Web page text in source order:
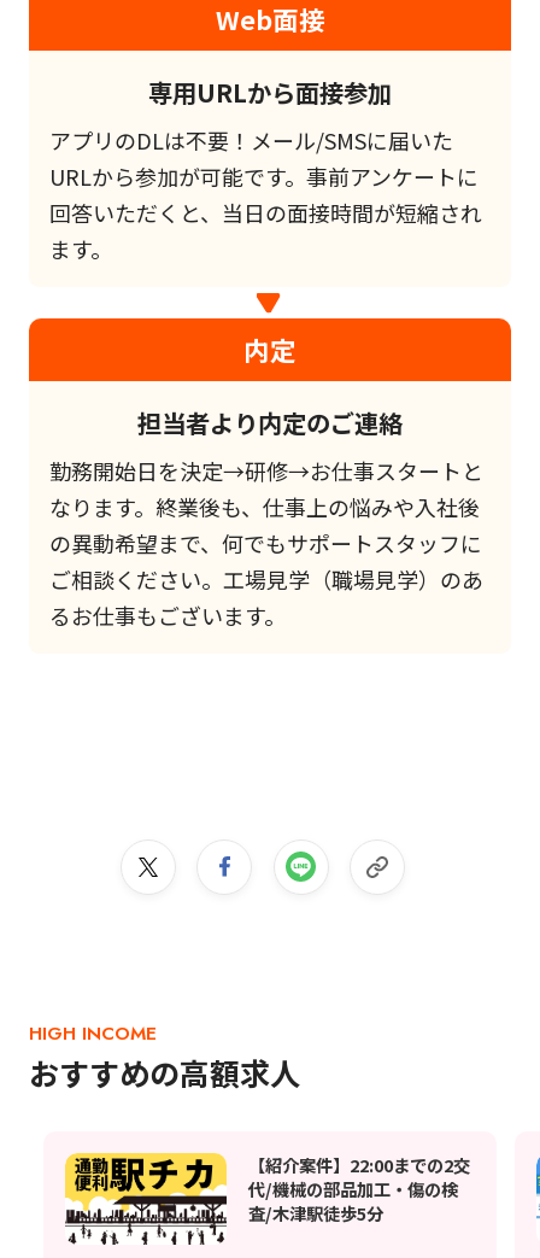
Web面接
専用URLから面接参加
アプリのDLは不要！メール/SMSに届いた
URLから参加が可能です。事前アンケートに
回答いただくと、当日の面接時間が短縮され
ます。
内定
担当者より内定のご連絡
勤務開始日を決定→研修→お仕事スタートと
なります。終業後も、仕事上の悩みや入社後
の異動希望まで、何でもサポートスタッフに
ご相談ください。工場見学（職場見学）のあ
るお仕事もございます。
HIGH INCOME
おすすめの高額求人
【紹介案件】22:00までの2交
代/機械の部品加工・傷の検
査/木津駅徒歩5分